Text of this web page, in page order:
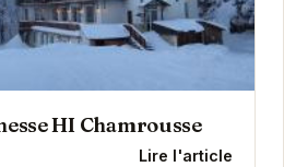
HI Chamrousse
Lire l'article